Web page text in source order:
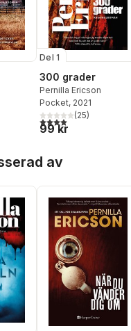
Totalt antal röster:
Del 1
300 grader
Pernilla Ericson
Pocket, 2021
4,0utav 5 stjärnor.
(25)
99 kr
av